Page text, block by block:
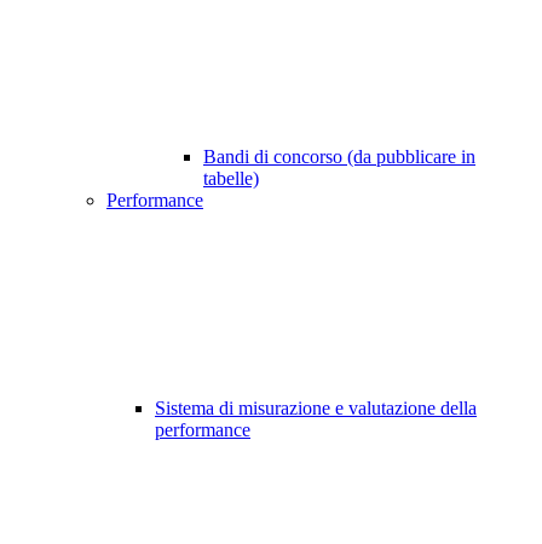
Bandi di concorso (da pubblicare in
tabelle)
Performance
Sistema di misurazione e valutazione della
performance